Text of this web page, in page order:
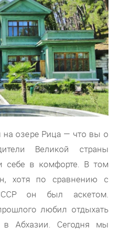
на озере Рица — что вы о
Великой страны
себе в комфорте. В том
хотя по сравнению с
он был аскетом.
любил отдыхать
в Абхазии. Сегодня мы